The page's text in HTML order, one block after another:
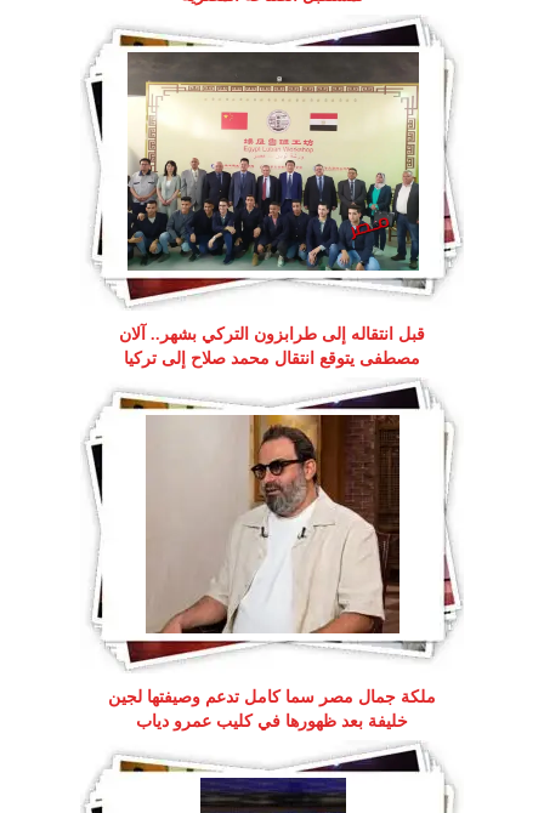
قبل انتقاله إلى طرابزون التركي بشهر.. آلان
مصطفى يتوقع انتقال محمد صلاح إلى تركيا
ملكة جمال مصر سما كامل تدعم وصيفتها لجين
خليفة بعد ظهورها في كليب عمرو دياب